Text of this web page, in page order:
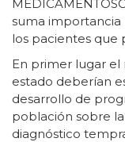
suma importancia
los pacientes que
En primer lugar el
estado deberían
desarrollo de
población sobre
diagnóstico